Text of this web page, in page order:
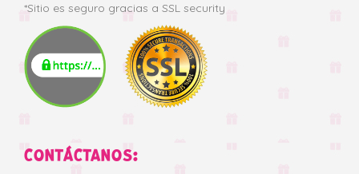
*Sitio es seguro gracias a SSL security
CONTÁCTANOS: